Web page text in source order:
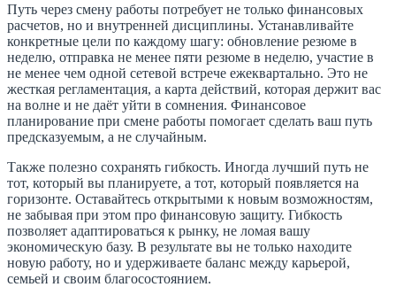
Путь через смену работы потребует не только финансовых
расчетов, но и внутренней дисциплины. Устанавливайте
конкретные цели по каждому шагу: обновление резюме в
неделю, отправка не менее пяти резюме в неделю, участие в
не менее чем одной сетевой встрече ежеквартально. Это не
жесткая регламентация, а карта действий, которая держит вас
на волне и не даёт уйти в сомнения. Финансовое
планирование при смене работы помогает сделать ваш путь
предсказуемым, а не случайным.
Также полезно сохранять гибкость. Иногда лучший путь не
тот, который вы планируете, а тот, который появляется на
горизонте. Оставайтесь открытыми к новым возможностям,
не забывая при этом про финансовую защиту. Гибкость
позволяет адаптироваться к рынку, не ломая вашу
экономическую базу. В результате вы не только находите
новую работу, но и удерживаете баланс между карьерой,
семьей и своим благосостоянием.